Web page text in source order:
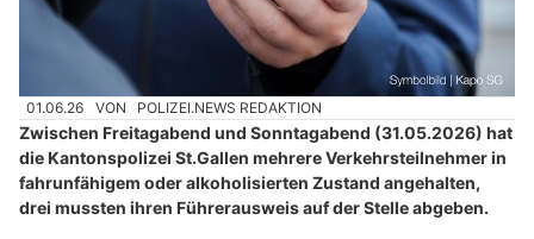
01.06.26 VON POLIZEI.NEWS REDAKTION
Zwischen Freitagabend und Sonntagabend (31.05.2026) hat
die Kantonspolizei St.Gallen mehrere Verkehrsteilnehmer in
fahrunfähigem oder alkoholisierten Zustand angehalten,
drei mussten ihren Führerausweis auf der Stelle abgeben.